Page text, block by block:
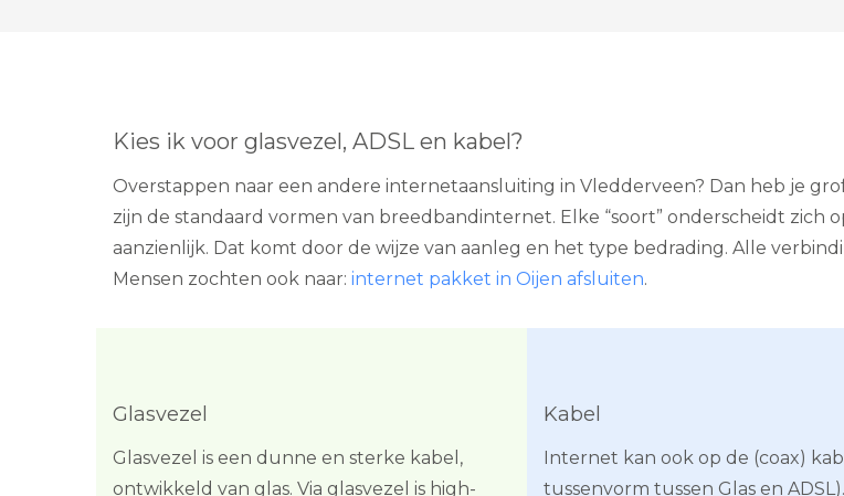
Kies ik voor glasvezel, ADSL en kabel?
Overstappen naar een andere internetaansluiting in Vledderveen? Dan heb je
zijn de standaard vormen van breedbandinternet. Elke “soort” onderscheidt
aanzienlijk. Dat komt door de wijze van aanleg en het type bedrading. Alle
Mensen zochten ook naar: internet pakket in Oijen afsluiten.
Glasvezel
Glasvezel is een dunne en sterke kabel,
ontwikkeld van glas. Via glasvezel is high-
Kabel
Internet kan ook op de (coax)
tussenvorm tussen Glas en